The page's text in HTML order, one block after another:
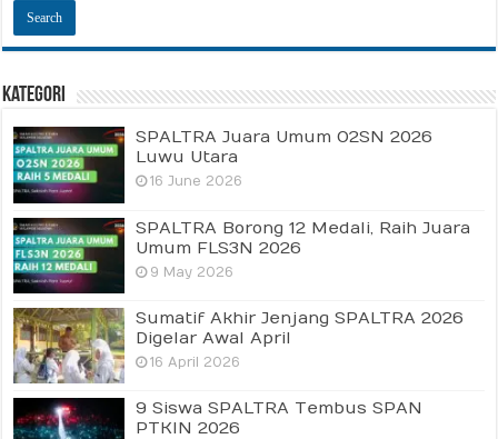
Kategori
SPALTRA Juara Umum O2SN 2026
Luwu Utara
16 June 2026
SPALTRA Borong 12 Medali, Raih Juara
Umum FLS3N 2026
9 May 2026
Sumatif Akhir Jenjang SPALTRA 2026
Digelar Awal April
16 April 2026
9 Siswa SPALTRA Tembus SPAN
PTKIN 2026